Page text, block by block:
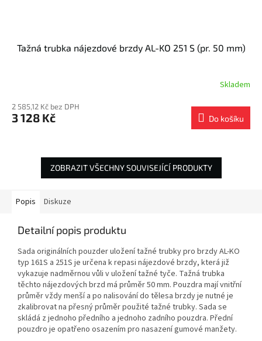
Tažná trubka nájezdové brzdy AL-KO 251 S (pr. 50 mm)
Skladem
2 585,12 Kč bez DPH
3 128 Kč Do košíku
ZOBRAZIT VŠECHNY SOUVISEJÍCÍ PRODUKTY
Popis Diskuze
Detailní popis produktu
Sada originálních pouzder uložení tažné trubky pro brzdy AL-KO
typ 161S a 251S je určena k repasi nájezdové brzdy, která již
vykazuje nadměrnou vůli v uložení tažné tyče. Tažná trubka
těchto nájezdových brzd má průměr 50 mm. Pouzdra mají vnitřní
průměr vždy menší a po nalisování do tělesa brzdy je nutné je
zkalibrovat na přesný průměr použité tažné trubky. Sada se
skládá z jednoho předního a jednoho zadního pouzdra. Přední
pouzdro je opatřeno osazením pro nasazení gumové manžety.